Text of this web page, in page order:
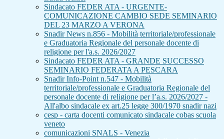
Sindacato FEDER ATA - URGENTE-
COMUNICAZIONE CAMBIO SEDE SEMINARIO
DEL 23 MARZO A VERONA
Snadir News n.856 - Mobilità territoriale/professionale
e Graduatoria Regionale del personale docente di
religione per l'a.s. 2026/2027
Sindacato FEDER ATA - GRANDE SUCCESSO
SEMINARIO FEDERATA A PESCARA
Snadir Info-Point n.547 - Mobilità
territoriale/professionale e Graduatoria Regionale del
personale docente di religione per l’a.s. 2026/2027 -
All'albo sindacale ex art.25 legge 300/1970 snadir nazi
cesp - carta docenti comunicato sindacale cobas scuola
veneto
comunicazioni SNALS - Venezia